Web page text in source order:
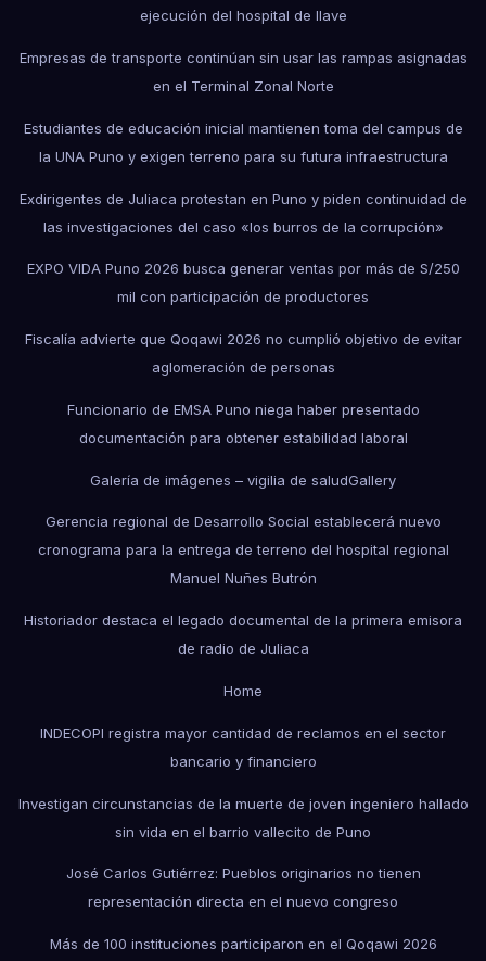
ejecución del hospital de Ilave
Empresas de transporte continúan sin usar las rampas asignadas
en el Terminal Zonal Norte
Estudiantes de educación inicial mantienen toma del campus de
la UNA Puno y exigen terreno para su futura infraestructura
Exdirigentes de Juliaca protestan en Puno y piden continuidad de
las investigaciones del caso «los burros de la corrupción»
EXPO VIDA Puno 2026 busca generar ventas por más de S/250
mil con participación de productores
Fiscalía advierte que Qoqawi 2026 no cumplió objetivo de evitar
aglomeración de personas
Funcionario de EMSA Puno niega haber presentado
documentación para obtener estabilidad laboral
Galería de imágenes – vigilia de saludGallery
Gerencia regional de Desarrollo Social establecerá nuevo
cronograma para la entrega de terreno del hospital regional
Manuel Nuñes Butrón
Historiador destaca el legado documental de la primera emisora
de radio de Juliaca
Home
INDECOPI registra mayor cantidad de reclamos en el sector
bancario y financiero
Investigan circunstancias de la muerte de joven ingeniero hallado
sin vida en el barrio vallecito de Puno
José Carlos Gutiérrez: Pueblos originarios no tienen
representación directa en el nuevo congreso
Más de 100 instituciones participaron en el Qoqawi 2026